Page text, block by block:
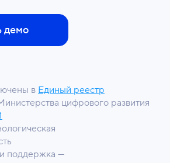
демо
в Единый реестр
цифрового развития
поддержка —